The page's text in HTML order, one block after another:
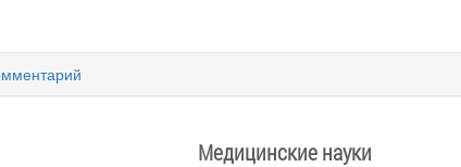
Медицинские науки